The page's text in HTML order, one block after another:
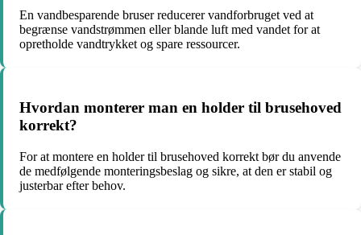
En vandbesparende bruser reducerer vandforbruget ved at
begrænse vandstrømmen eller blande luft med vandet for at
opretholde vandtrykket og spare ressourcer.
Hvordan monterer man en holder til brusehoved
korrekt?
For at montere en holder til brusehoved korrekt bør du anvende
de medfølgende monteringsbeslag og sikre, at den er stabil og
justerbar efter behov.